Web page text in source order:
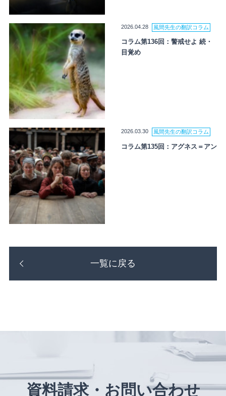
2026.04.28 風間先生の翻訳コラム
コラム第136回：警戒せよ 続・
目覚め
2026.03.30 風間先生の翻訳コラム
コラム第135回：アグネス＝アン
一覧に戻る
資料請求・お問い合わせ